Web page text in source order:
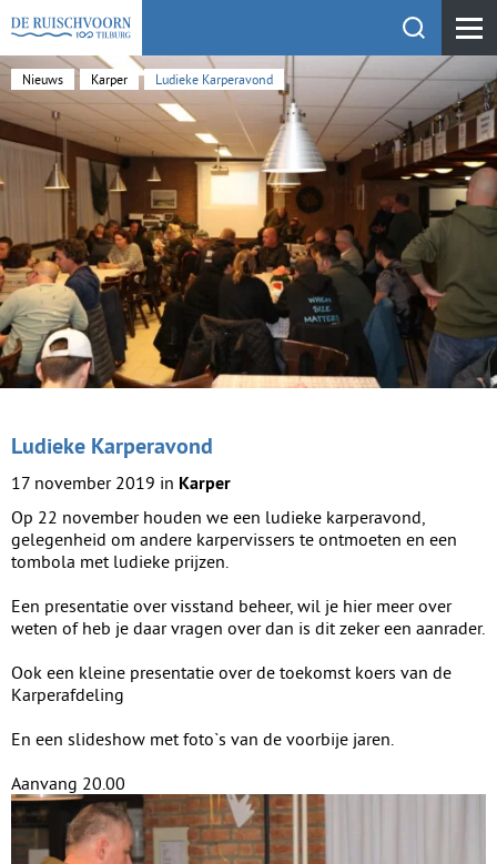
KEHV de Ruischvoorn Toon
Nieuws Karper Ludieke Karperavond
Ludieke Karperavond
17 november 2019 in Karper
Op 22 november houden we een ludieke karperavond,
gelegenheid om andere karpervissers te ontmoeten en een
tombola met ludieke prijzen.
Een presentatie over visstand beheer, wil je hier meer over
weten of heb je daar vragen over dan is dit zeker een aanrader.
Ook een kleine presentatie over de toekomst koers van de
Karperafdeling
En een slideshow met foto`s van de voorbije jaren.
Aanvang 20.00